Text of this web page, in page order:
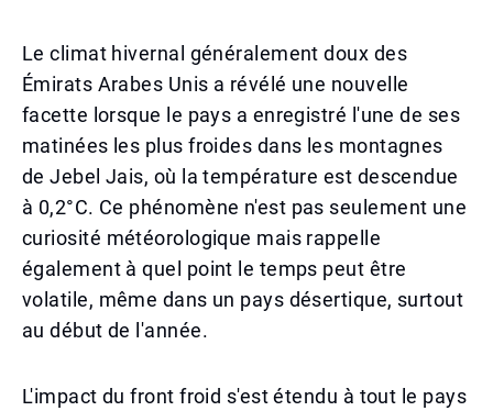
Le climat hivernal généralement doux des
Émirats Arabes Unis a révélé une nouvelle
facette lorsque le pays a enregistré l'une de ses
matinées les plus froides dans les montagnes
de Jebel Jais, où la température est descendue
à 0,2°C. Ce phénomène n'est pas seulement une
curiosité météorologique mais rappelle
également à quel point le temps peut être
volatile, même dans un pays désertique, surtout
au début de l'année.
L'impact du front froid s'est étendu à tout le pays